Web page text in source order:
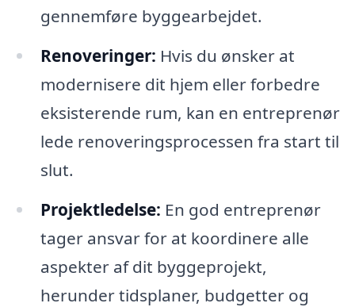
gennemføre byggearbejdet.
Renoveringer: Hvis du ønsker at
modernisere dit hjem eller forbedre
eksisterende rum, kan en entreprenør
lede renoveringsprocessen fra start til
slut.
Projektledelse: En god entreprenør
tager ansvar for at koordinere alle
aspekter af dit byggeprojekt,
herunder tidsplaner, budgetter og